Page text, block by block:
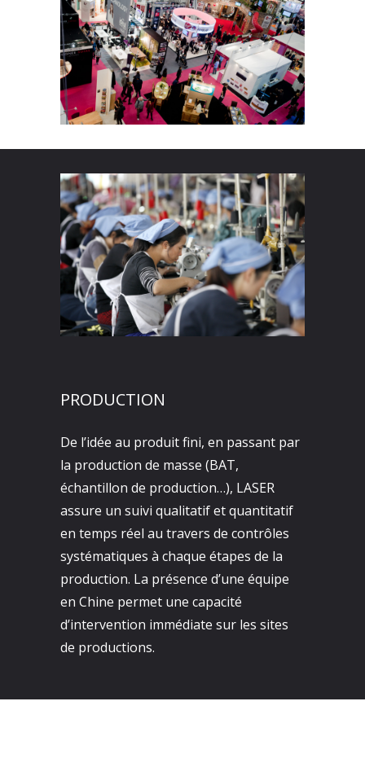
PRODUCTION
De l’idée au produit fini, en passant par
la production de masse (BAT,
échantillon de production…), LASER
assure un suivi qualitatif et quantitatif
en temps réel au travers de contrôles
systématiques à chaque étapes de la
production. La présence d’une équipe
en Chine permet une capacité
d’intervention immédiate sur les sites
de productions.